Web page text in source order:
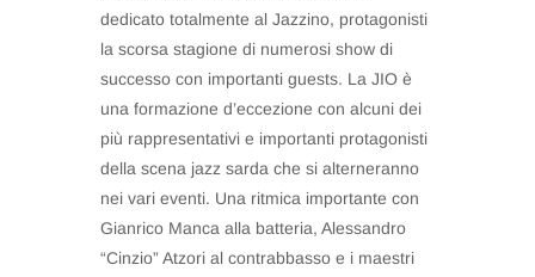
dedicato totalmente al Jazzino, protagonisti
la scorsa stagione di numerosi show di
successo con importanti guests. La JIO è
una formazione d’eccezione con alcuni dei
più rappresentativi e importanti protagonisti
della scena jazz sarda che si alterneranno
nei vari eventi. Una ritmica importante con
Gianrico Manca alla batteria, Alessandro
“Cinzio” Atzori al contrabbasso e i maestri